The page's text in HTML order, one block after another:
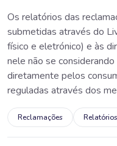
Os relatórios das
submetidas através do
físico e eletrónico) e às
nele não se
diretamente pelos
reguladas através dos
Reclamações